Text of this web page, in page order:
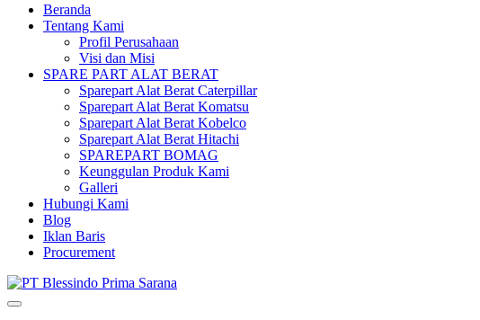
Beranda
Tentang Kami
Profil Perusahaan
Visi dan Misi
SPARE PART ALAT BERAT
Sparepart Alat Berat Caterpillar
Sparepart Alat Berat Komatsu
Sparepart Alat Berat Kobelco
Sparepart Alat Berat Hitachi
SPAREPART BOMAG
Keunggulan Produk Kami
Galleri
Hubungi Kami
Blog
Iklan Baris
Procurement